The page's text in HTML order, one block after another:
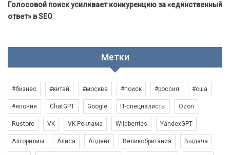
Голосовой поиск усиливает конкуренцию за «единственный
ответ» в SEO
Метки
#бизнес #китай #москва #поиск #россия #сша
#япония ChatGPT Google IT-специалисты Ozon
Rustore VK VK Реклама Wildberries YandexGPT
Алгоритмы Алиса Апдейт Великобритания Выдача